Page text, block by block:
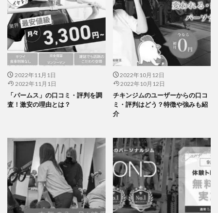
2022年11月1日
2022年11月1日
「パームス」の口コミ・評判を調
査！激安の理由とは？
2022年10月12日
2022年10月12日
チキンジムのユーザーからの口コ
ミ・評判はどう？特徴や強みも紹
介